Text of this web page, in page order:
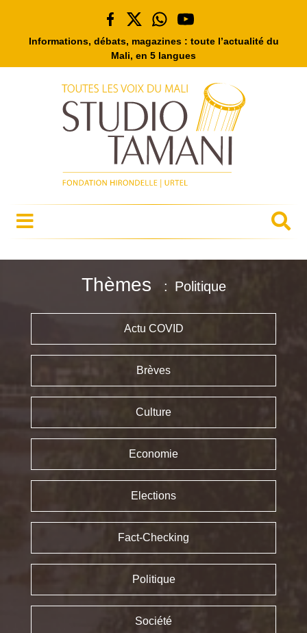
Informations, débats, magazines : toute l’actualité du
Mali, en 5 langues
Thèmes Politique
Actu COVID
Brèves
Culture
Economie
Elections
Fact-Checking
Politique
Société